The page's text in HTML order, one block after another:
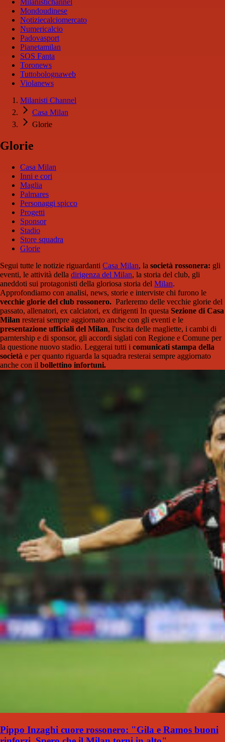
Milanistichannel
Mondoudinese
Notiziecalciomercato
Numericalcio
Padovasport
Pianetamilan
SOS Fanta
Toronews
Tuttobolognaweb
Violanews
Milanisti Channel
Casa Milan
Glorie
Glorie
Casa Milan
Inni e cori
Maglia
Palmares
Personaggi spicco
Progetti
Sponsor
Stadio
Store squadra
Glorie
Segui tutte le notizie riguardanti Casa Milan, la società rossonera: gli
eventi, le attività della dirigenza del Milan, la storia del club, gli
aneddoti sui protagonisti della gloriosa storia del Milan.
Approfondiamo con analisi, news, storie e interviste chi furono le
vecchie glorie del club rossonero. Parleremo delle vecchie glorie del
passato, allenatori, ex calciatori, ex dirigenti In questa Sezione di Casa
Milan resterai sempre aggiornato anche con gli eventi e le
presentazione ufficiali del Milan, l'uscita delle magliette, i cambi di
parntership e di sponsor, gli accordi siglati con Regione e Comune per
la questione nuovo stadio. Leggerai tutti i comunicati stampa della
società e per quanto riguarda la squadra resterai sempre aggiornato
anche con il bollettino infortuni.
Pippo Inzaghi cuore rossonero: "Gila e Ramos buoni